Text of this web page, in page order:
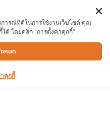
79332 32mm
การณ์ที่ดีในการใช้งานเว็บไซต์ คุณ
ด้ โดยคลิก "การตั้งค่าคุกกี้"
หมด
คุกกี้